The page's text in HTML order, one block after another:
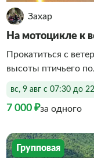
Захар
На мотоцикле к
Прокатиться с
высоты птичьего
вс, 9 авг с 07:30 до
7 000 ₽за одного
Групповая